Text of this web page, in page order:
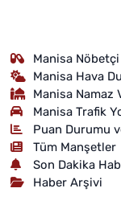
Manisa
Manisa Hava
Manisa Namaz
Manisa Trafik
Puan Durumu
Tüm Manşetler
Son Dakika
Haber Arşivi